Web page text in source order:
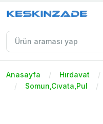
Anasayfa Hırdavat
Somun,Cıvata,Pul